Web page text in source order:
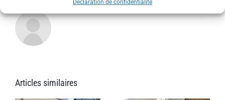
Déclaration de confidentialité
Articles similaires